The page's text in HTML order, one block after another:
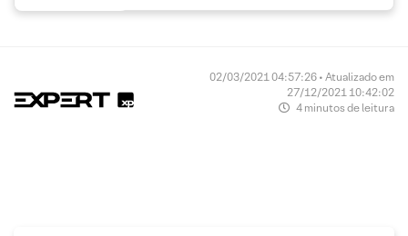
02/03/2021 04:57:26 • Atualizado em
27/12/2021 10:42:02
4 minutos de leitura